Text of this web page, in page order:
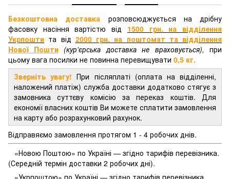
Безкоштовна доставка розповсюджується на дрібну
фасовку насіння вартістю від 1500 грн. на відділення
Укрпошти та від 2000 грн. на поштомат та відділення
Нової Пошти (кур'єрська доставка не враховується), при
цьому вага посилки не повинна перевищувати 0,5 кг.
Зверніть увагу! При післяплаті (оплата на відділенні,
наложений платіж) служба доставки додатково стягує з
замовника суттєву комісію за переказ коштів. Для
економії власних коштів Ви можете сплатити замовлення
на карту або розрахунковий рахунок.
Відправяємо замовлення протягом 1 - 4 робочих днів.
«Новою Поштою» по Україні — згідно тарифів перевізника.
(Середній термін доставки 2 робочих дні).
«Укрпоштою» по Україні — згідно тарифів перевізника.